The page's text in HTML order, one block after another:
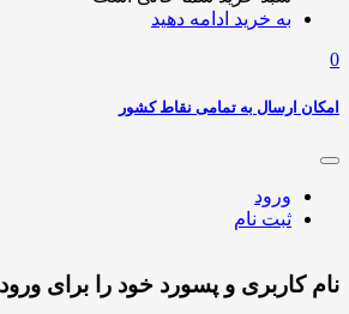
به خرید ادامه دهید
0
امکان ارسال به تمامی نقاط کشور
ورود
ثبت نام
نام کاربری و پسورد خود را برای